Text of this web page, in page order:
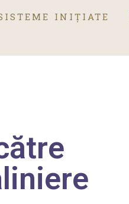
INIȚIATE